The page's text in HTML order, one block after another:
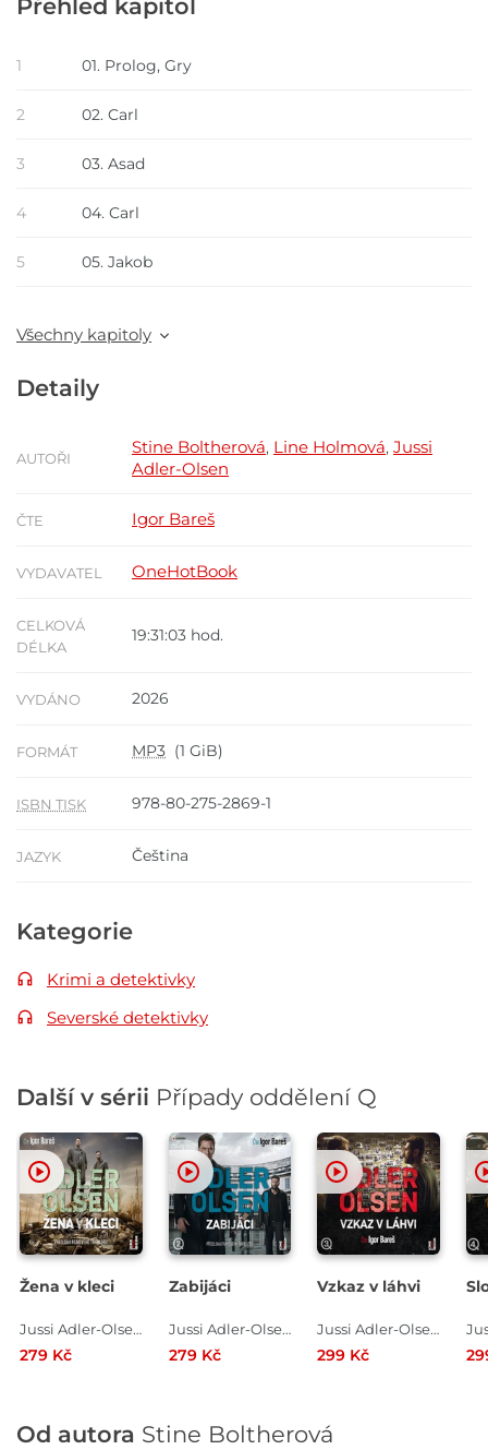
Přehled kapitol
1 01. Prolog, Gry
2 02. Carl
3 03. Asad
4 04. Carl
5 05. Jakob
Všechny kapitoly
Detaily
AUTOŘI
Stine Boltherová, Line Holmová, Jussi
Adler-Olsen
ČTE Igor Bareš
VYDAVATEL OneHotBook
CELKOVÁ
DÉLKA
19:31:03 hod.
VYDÁNO 2026
FORMÁT MP3 (1 GiB)
ISBN TISK 978-80-275-2869-1
JAZYK Čeština
Kategorie
Krimi a detektivky
Severské detektivky
Další v sérii Případy oddělení Q
Žena v kleci
Jussi Adler-Olsen
279 Kč
Zabijáci
Jussi Adler-Olsen
279 Kč
Vzkaz v láhvi
Jussi Adler-Olsen
299 Kč
Od autora Stine Boltherová